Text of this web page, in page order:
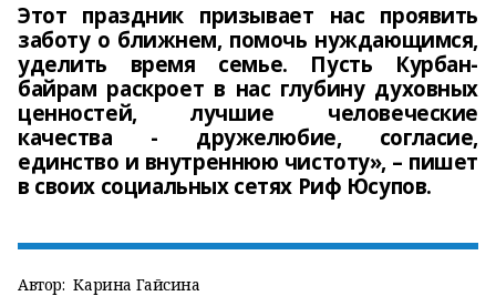
Этот праздник призывает нас проявить
заботу о ближнем, помочь нуждающимся,
уделить время семье. Пусть Курбан-
байрам раскроет в нас глубину духовных
ценностей, лучшие человеческие
качества - дружелюбие, согласие,
единство и внутреннюю чистоту», – пишет
в своих социальных сетях Риф Юсупов.
Автор: Карина Гайсина